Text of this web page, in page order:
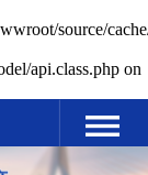
source/
api.class.php on